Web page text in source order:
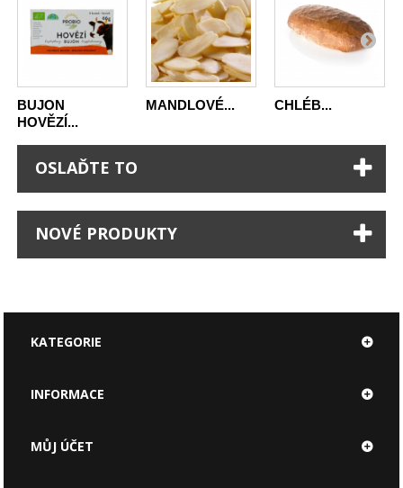
BUJON
HOVĚZÍ...
MANDLOVÉ... CHLÉB...
OSLAĎTE TO
NOVÉ PRODUKTY
KATEGORIE
INFORMACE
MŮJ ÚČET